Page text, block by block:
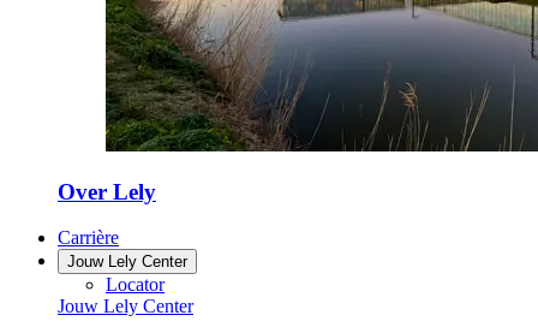
Over Lely
Carrière
Jouw Lely Center
Locator
Jouw Lely Center